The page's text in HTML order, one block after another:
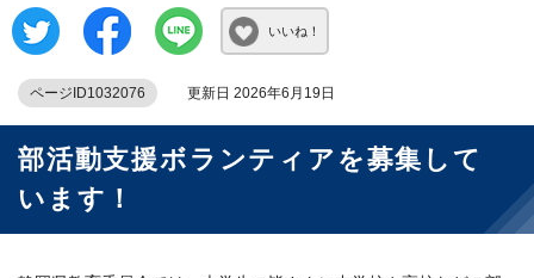
いいね！
ページID1032076 更新日 2026年6月19日
部活動支援ボランティアを募集して
います！